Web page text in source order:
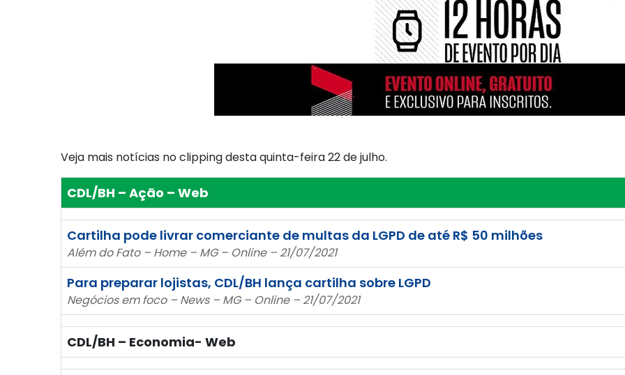
Veja mais notícias no clipping desta quinta-feira 22 de julho.
CDL/BH – Ação – Web
Cartilha pode livrar comerciante de multas da LGPD de até R$ 50 milhões
Além do Fato – Home – MG – Online – 21/07/2021
Para preparar lojistas, CDL/BH lança cartilha sobre LGPD
Negócios em foco – News – MG – Online – 21/07/2021
CDL/BH – Economia- Web